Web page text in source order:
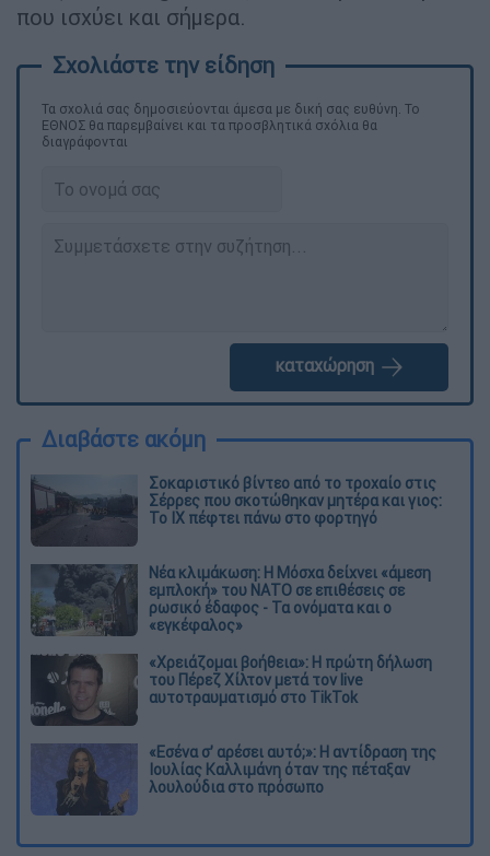
που ισχύει και σήμερα.
Τα σχολιά σας δημοσιεύονται άμεσα με δική σας ευθύνη. Το
ΕΘΝΟΣ θα παρεμβαίνει και τα προσβλητικά σχόλια θα
διαγράφονται
καταχώρηση
Διαβάστε ακόμη
Σοκαριστικό βίντεο από το τροχαίο στις
Σέρρες που σκοτώθηκαν μητέρα και γιος:
Το ΙΧ πέφτει πάνω στο φορτηγό
Νέα κλιμάκωση: Η Μόσχα δείχνει «άμεση
εμπλοκή» του ΝΑΤΟ σε επιθέσεις σε
ρωσικό έδαφος - Τα ονόματα και ο
«εγκέφαλος»
«Χρειάζομαι βοήθεια»: Η πρώτη δήλωση
του Πέρεζ Χίλτον μετά τον live
αυτοτραυματισμό στο TikTok
«Εσένα σ’ αρέσει αυτό;»: Η αντίδραση της
Ιουλίας Καλλιμάνη όταν της πέταξαν
λουλούδια στο πρόσωπο